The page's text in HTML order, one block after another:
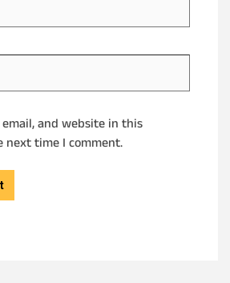
email, and website in this
next time I comment.